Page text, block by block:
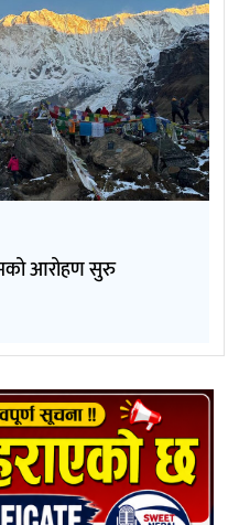
आरोहण सुरु